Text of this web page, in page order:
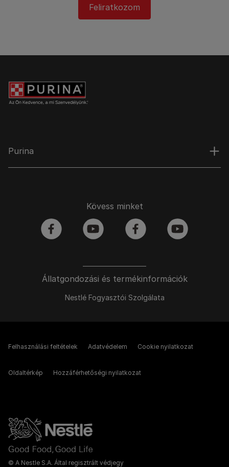
Feliratkozom
Purina
Állatgondozási és termékinformációk
Nestlé Fogyasztói Szolgálata
Kövess minket
facebook youtube facebook youtube
© A Nestle S.A. Által regisztrált védjegy
Felhasználási feltételek Adatvédelem Cookie nyilatkozat
Oldaltérkép Hozzáférhetőségi nyilatkozat